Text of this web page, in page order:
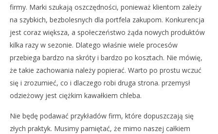
firmy. Marki szukają oszczędności, ponieważ klientom zależy
na szybkich, bezbolesnych dla portfela zakupom. Konkurencja
jest coraz większa, a społeczeństwo żąda nowych produktów
kilka razy w sezonie. Dlatego właśnie wiele procesów
przebiega bardzo na skróty i bardzo po kosztach. Nie mówię,
że takie zachowania należy popierać. Warto po prostu wczuć
się i zrozumieć, co i dlaczego robi druga strona. przemysł
odzieżowy jest ciężkim kawałkiem chleba.
Nie będę podawać przykładów firm, które dopuszczają się
złych praktyk. Musimy pamiętać, że mimo naszej całkiem